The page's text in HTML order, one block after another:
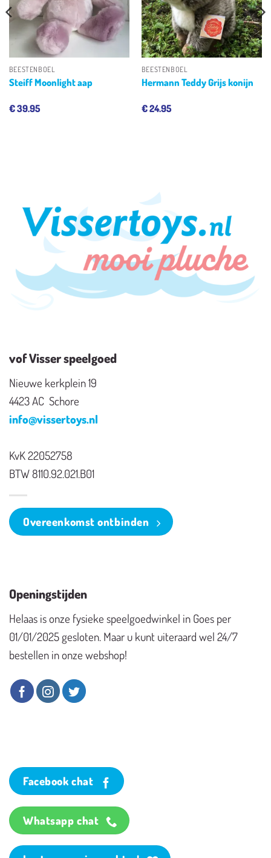
BEESTENBOEL
Steiff Moonlight aap
€39.95
BEESTENBOEL
Hermann Teddy Grijs konijn
€24.95
vof Visser speelgoed
Nieuwe kerkplein 19
4423 AC Schore
info@vissertoys.nl
KvK 22052758
BTW 8110.92.021.B01
Overeenkomst ontbinden
Openingstijden
Helaas is onze fysieke speelgoedwinkel in Goes per
01/01/2025 gesloten. Maar u kunt uiteraard wel 24/7
bestellen in onze webshop!
Facebook chat
Whatsapp chat